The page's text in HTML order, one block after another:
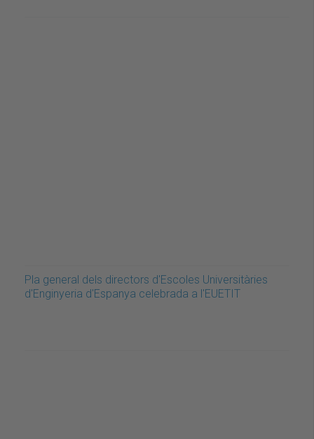
Pla general dels directors d'Escoles Universitàries
d'Enginyeria d'Espanya celebrada a l'EUETIT